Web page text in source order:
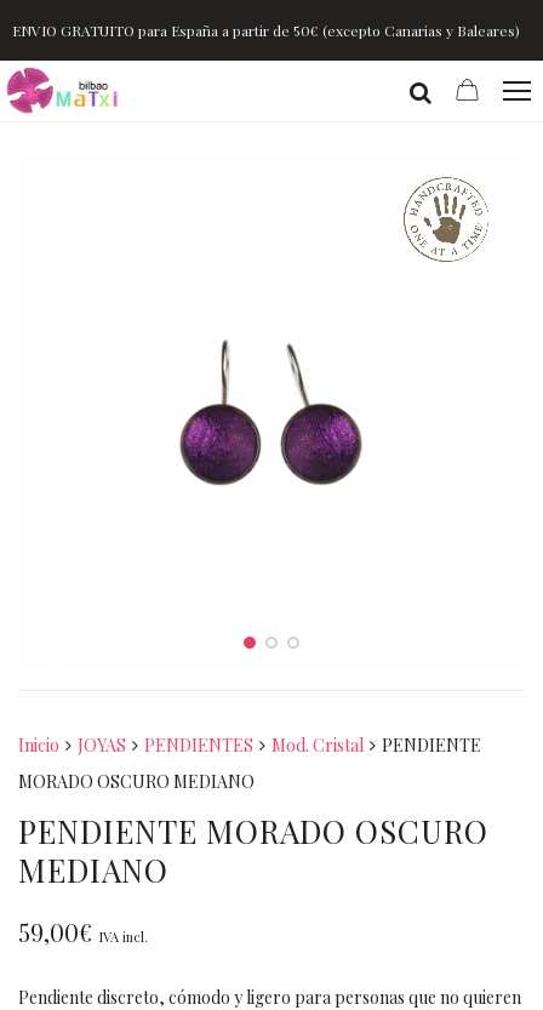
ENVIO GRATUITO para España a partir de 50€ (excepto Canarias y Baleares)
Inicio JOYAS PENDIENTES Mod. Cristal
PENDIENTE
MORADO OSCURO MEDIANO
PENDIENTE MORADO OSCURO
MEDIANO
59,00€ IVA incl.
Pendiente discreto, cómodo y ligero para personas que no quieren